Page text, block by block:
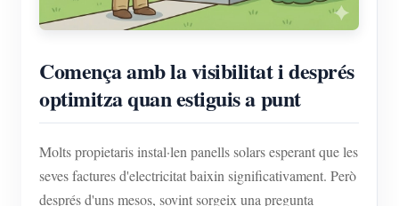
Comença amb la visibilitat i després
optimitza quan estiguis a punt
Molts propietaris instal·len panells solars esperant que les
seves factures d'electricitat baixin significativament. Però
després d'uns mesos, sovint sorgeix una pregunta